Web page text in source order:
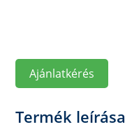
Ajánlatkérés
Termék leírása